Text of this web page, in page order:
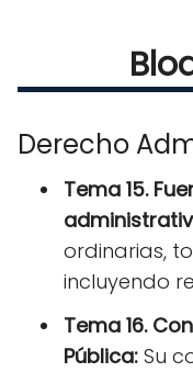
Derecho
Tema 15.
ordinarias,
incluyendo
Tema 16.
Pública: Su